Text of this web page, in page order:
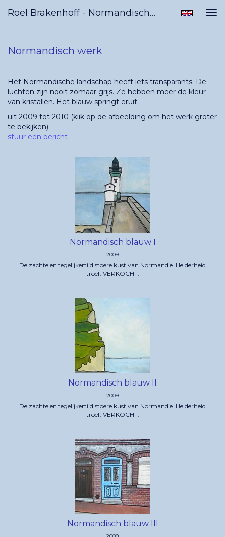
Roel Brakenhoff - Normandisch Werk
Normandisch werk
Het Normandische landschap heeft iets transparants. De
luchten zijn nooit zomaar grijs. Ze hebben meer de kleur
van kristallen. Het blauw springt eruit.
uit 2009 tot 2010 (klik op de afbeelding om het werk groter
te bekijken)
stuur een bericht
Normandisch blauw I
2009
De zachte en tegelijkertijd stoere kust van Normandie. Helderheid
troef. VERKOCHT.
Normandisch blauw II
2009
De zachte en tegelijkertijd stoere kust van Normandie. Helderheid
troef. VERKOCHT.
Normandisch blauw III